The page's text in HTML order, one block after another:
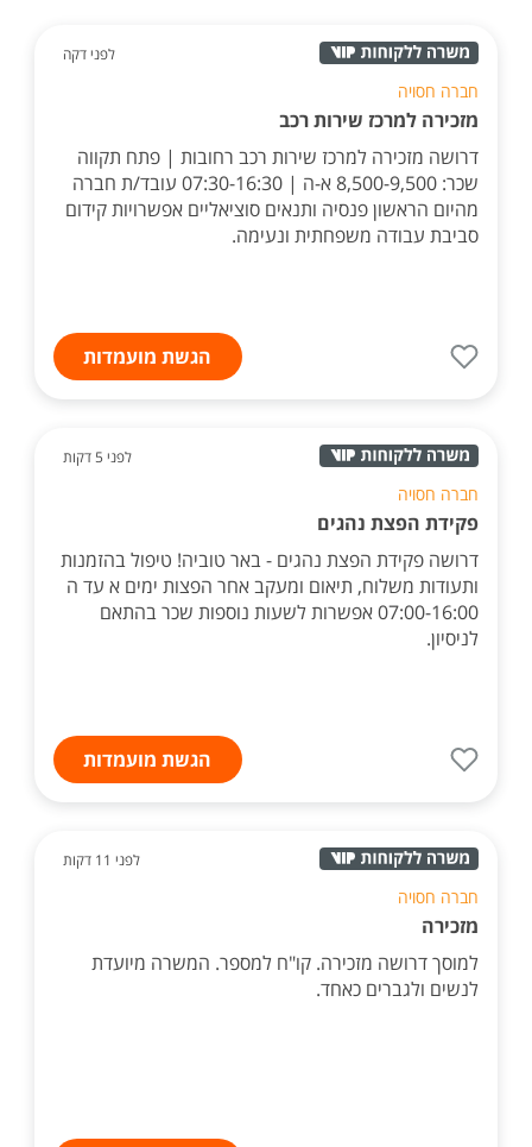
לפני דקה
חברה חסויה
מזכירה למרכז שירות רכב
דרושה מזכירה למרכז שירות רכב רחובות | פתח תקווה
שכר: 8,500-9,500 א-ה | 07:30-16:30 עובד/ת חברה
מהיום הראשון פנסיה ותנאים סוציאליים אפשרויות קידום
סביבת עבודה משפחתית ונעימה.
הגשת מועמדות
לפני 5 דקות
חברה חסויה
פקידת הפצת נהגים
דרושה פקידת הפצת נהגים - באר טוביה! טיפול בהזמנות
ותעודות משלוח, תיאום ומעקב אחר הפצות ימים א עד ה
07:00-16:00 אפשרות לשעות נוספות שכר בהתאם
לניסיון.
הגשת מועמדות
לפני 11 דקות
חברה חסויה
מזכירה
למוסך דרושה מזכירה. קו"ח למספר. המשרה מיועדת
לנשים ולגברים כאחד.